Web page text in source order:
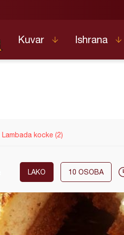
Kuvar Ishrana
Lambada kocke (2)
LAKO 10 OSOBA